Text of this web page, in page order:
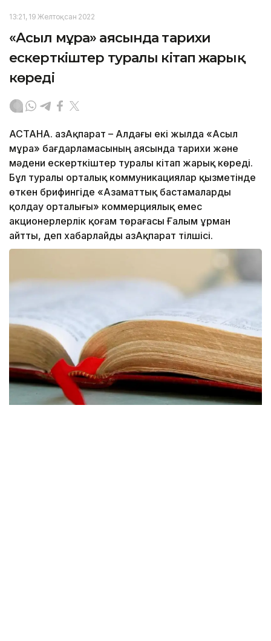
13:21, 19 Желтоқсан 2022
«Асыл мұра» аясында тарихи
ескерткіштер туралы кітап жарық
көреді
АСТАНА. ҚазАқпарат – Алдағы екі жылда «Асыл
мұра» бағдарламасының аясында тарихи және
мәдени ескерткіштер туралы кітап жарық көреді.
Бұл туралы орталық коммуникациялар қызметінде
өткен брифингіде «Азаматтық бастамаларды
қолдау орталығы» коммерциялық емес
акционерлерлік қоғам төрағасы Ғалым Құрман
айтты, деп хабарлайды ҚазАқпарат тілшісі.